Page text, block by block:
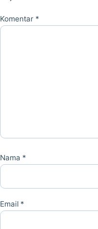
Komentar *
Nama *
Email *